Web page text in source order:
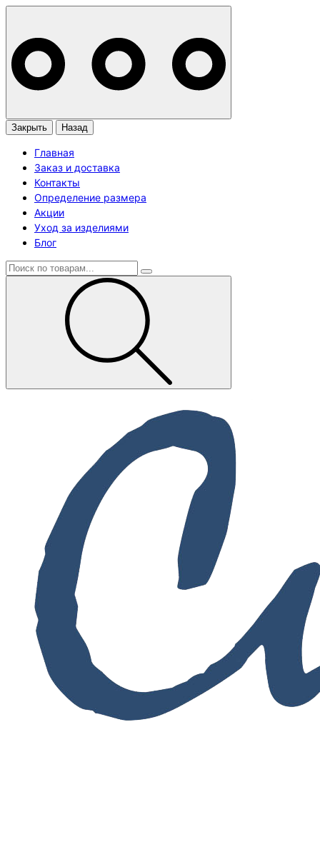
Закрыть Назад
Главная
Заказ и доставка
Контакты
Определение размера
Акции
Уход за изделиями
Блог